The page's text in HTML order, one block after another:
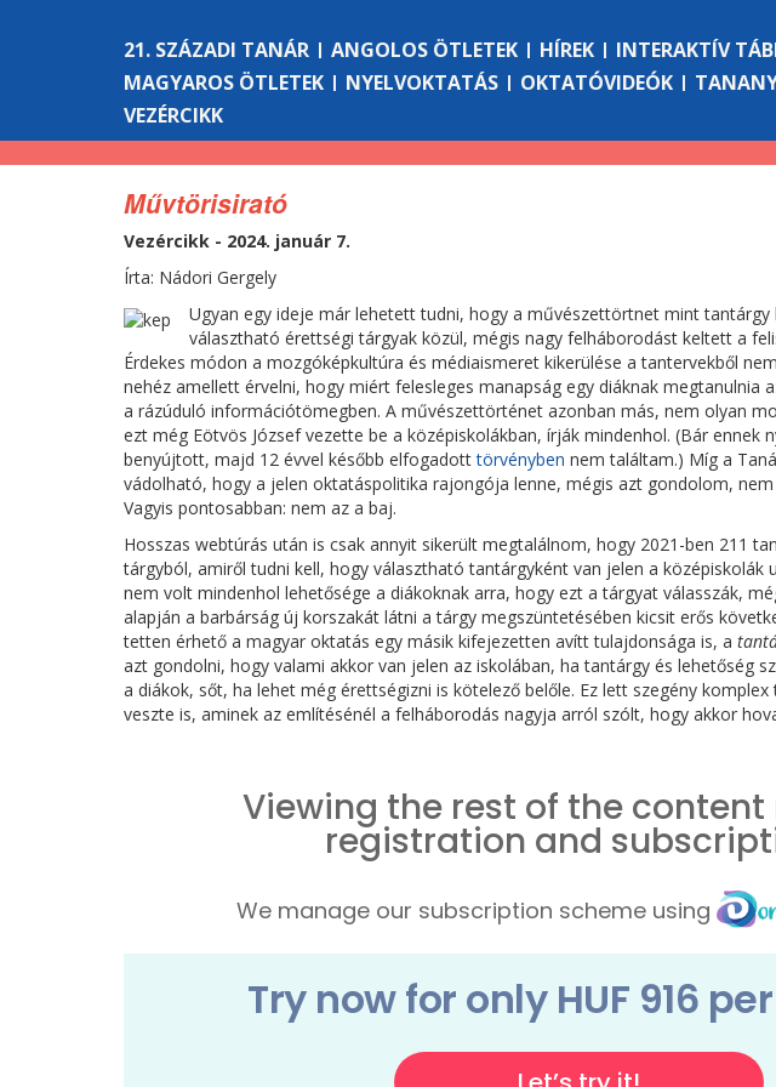
21. SZÁZADI TANÁR ANGOLOS ÖTLETEK HÍREK INTERAKTÍV
MAGYAROS ÖTLETEK
NYELVOKTATÁS OKTATÓVIDEÓK
VEZÉRCIKK
Művtörisirató
Vezércikk - 2024. január 7.
Írta: Nádori Gergely
Ugyan egy ideje már lehetett tudni, hogy a művészettörtnet mint tantárgy
választható érettségi tárgyak közül, mégis nagy felháborodást keltett a
Érdekes módon a mozgóképkultúra és médiaismeret kikerülése a tantervekből
nehéz amellett érvelni, hogy miért felesleges manapság egy diáknak megtanulnia
a rázúduló információtömegben. A művészettörténet azonban más, nem olyan
ezt még Eötvös József vezette be a középiskolákban, írják mindenhol. (Bár ennek
benyújtott, majd 12 évvel később elfogadotttörvényben nem találtam.) Míg a
vádolható, hogy a jelen oktatáspolitika rajongója lenne, mégis azt gondolom,
Vagyis pontosabban: nem az a baj.
Hosszas webtúrás után is csak annyit sikerült megtalálnom, hogy 2021-ben 211
tárgyból, amiről tudni kell, hogy választható tantárgyként van jelen a középiskolák
nem volt mindenhol lehetősége a diákoknak arra, hogy ezt a tárgyat válasszák,
alapján a barbárság új korszakát látni a tárgy megszüntetésében kicsit erős
tetten érhető a magyar oktatás egy másik kifejezetten avítt tulajdonsága is, a
azt gondolni, hogy valami akkor van jelen az iskolában, ha tantárgy és lehetőség
a diákok, sőt, ha lehet még érettségizni is kötelező belőle. Ez lett szegény
veszte is, aminek az említésénél a felháborodás nagyja arról szólt, hogy akkor